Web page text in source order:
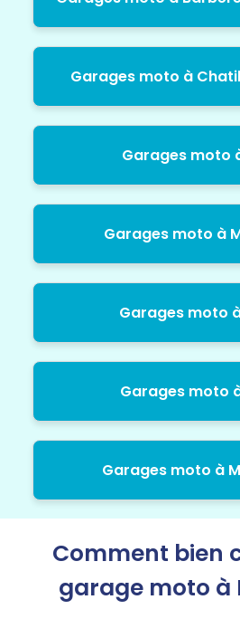
Garages moto à
Garages moto
Garages moto à
Garages moto
Garages moto
Garages moto à
Comment bien
garage moto à